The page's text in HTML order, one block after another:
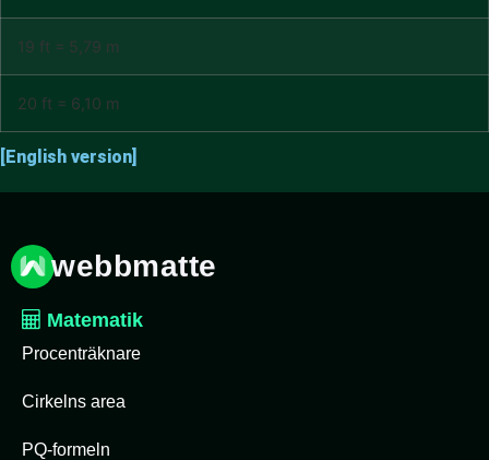
19 ft = 5,79 m
20 ft = 6,10 m
[English version]
webbmatte
Matematik
Procenträknare
Cirkelns area
PQ-formeln